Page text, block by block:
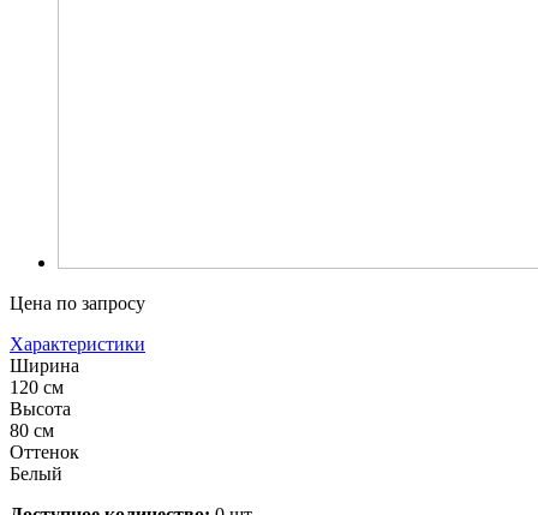
Цена по запросу
Характеристики
Ширина
120 см
Высота
80 см
Оттенок
Белый